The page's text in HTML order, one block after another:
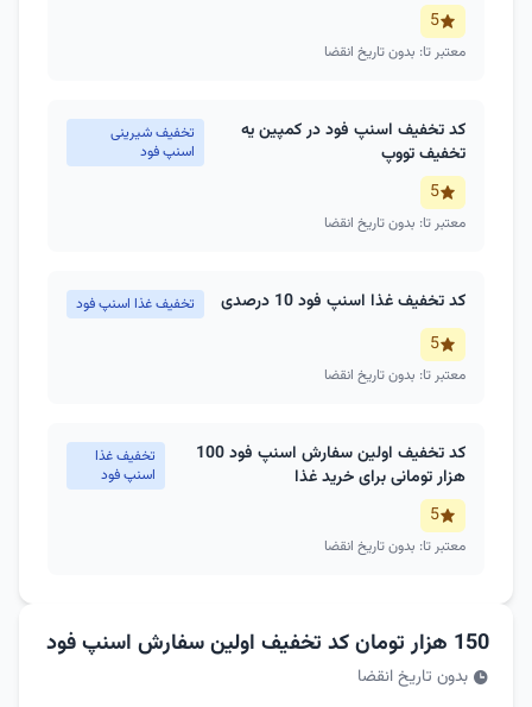
5
معتبر تا: بدون تاریخ انقضا
کد تخفیف اسنپ فود در کمپین یه
تخفیف تووپ
تخفیف شیرینی
اسنپ فود
5
معتبر تا: بدون تاریخ انقضا
کد تخفیف غذا اسنپ فود 10 درصدی تخفیف غذا اسنپ فود
5
معتبر تا: بدون تاریخ انقضا
کد تخفیف اولین سفارش اسنپ فود 100
هزار تومانی برای خرید غذا
تخفیف غذا
اسنپ فود
5
معتبر تا: بدون تاریخ انقضا
150 هزار تومان کد تخفیف اولین سفارش اسنپ فود
بدون تاریخ انقضا